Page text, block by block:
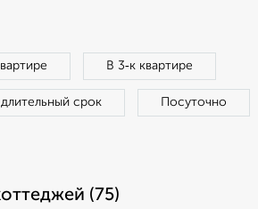
В 3‑к квартире
срок Посуточно
(75)